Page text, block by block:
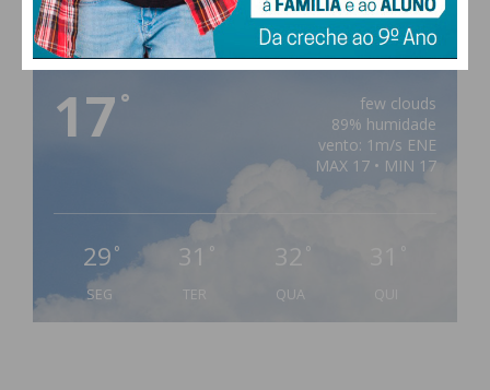
PAÇOS DE FERREIRA
17 °
few clouds
89% humidade
vento: 1m/s ENE
MAX 17 • MIN 17
29 °
SEG
31 °
TER
32 °
QUA